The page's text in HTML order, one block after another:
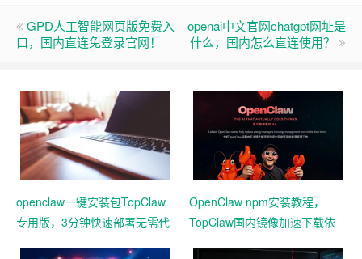
GPD人工智能网页版免费入
口，国内直连免登录官网！
openai中文官网chatgpt网址是
什么，国内怎么直连使用？
openclaw一键安装包TopClaw
专用版，3分钟快速部署无需代
OpenClaw npm安装教程，
TopClaw国内镜像加速下载依